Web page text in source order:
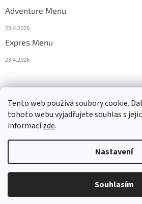
Tento web používá soubory cookie.
tohoto webu vyjadřujete souhlas s
informacízde.
Nastavení
Souhlasím
Adventure Menu
23.4.2026
Expres Menu
23.4.2026
Copyright 2026
vyhrazena.